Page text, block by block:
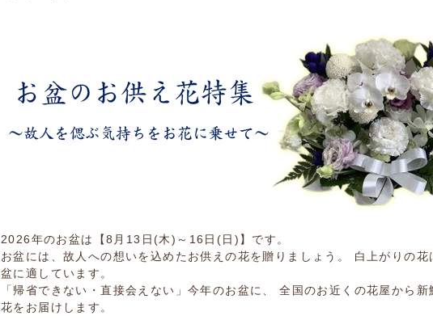
2026年のお盆は【8月13日(木)～16日(日)】です。
お盆には、故人への想いを込めたお供えの花を贈りましょう。 白上がりの花
盆に適しています。
「帰省できない・直接会えない」今年のお盆に、 全国のお近くの花屋から新
花をお届けします。